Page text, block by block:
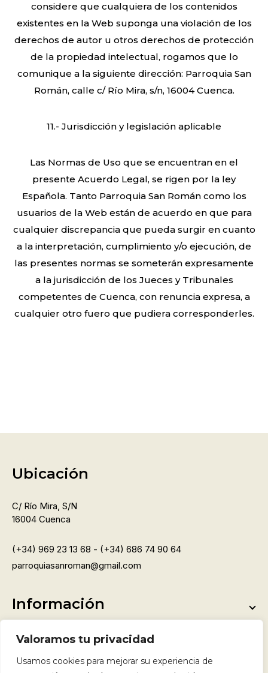
Valoramos tu privacidad
Usamos cookies para mejorar su experiencia de
considere que cualquiera de los contenidos
existentes en la Web suponga una violación de los
derechos de autor u otros derechos de protección
de la propiedad intelectual, rogamos que lo
comunique a la siguiente dirección: Parroquia San
Román, calle c/ Río Mira, s/n, 16004 Cuenca.
11.- Jurisdicción y legislación aplicable
Las Normas de Uso que se encuentran en el
presente Acuerdo Legal, se rigen por la ley
Española. Tanto Parroquia San Román como los
usuarios de la Web están de acuerdo en que para
cualquier discrepancia que pueda surgir en cuanto
a la interpretación, cumplimiento y/o ejecución, de
las presentes normas se someterán expresamente
a la jurisdicción de los Jueces y Tribunales
competentes de Cuenca, con renuncia expresa, a
cualquier otro fuero que pudiera corresponderles.
Ubicación
C/ Río Mira, S/n
16004 Cuenca
(+34) 969 23 13 68 - (+34) 686 74 90 64
parroquiasanroman@gmail.com
Información